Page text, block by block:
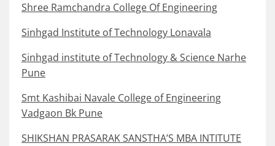
Shree Ramchandra College Of Engineering
Sinhgad Institute of Technology Lonavala
Sinhgad institute of Technology & Science Narhe
Pune
Smt Kashibai Navale College of Engineering
Vadgaon Bk Pune
SHIKSHAN PRASARAK SANSTHA’S MBA INTITUTE